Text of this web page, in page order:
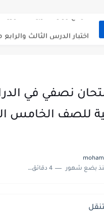
حل أسئلة الكيمياء بكالوريا
نصفي في
للصف الخامس
بضع شهور 4 دقائق للقراءة